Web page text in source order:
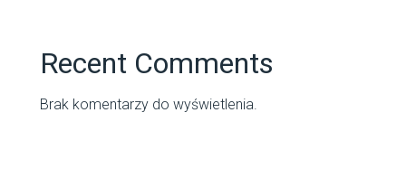
Recent Comments
Brak komentarzy do wyświetlenia.